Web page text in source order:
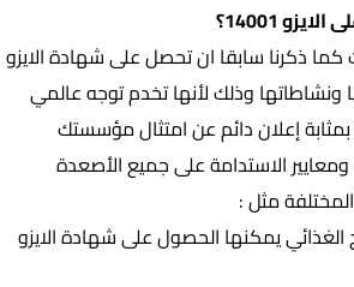
14001؟
ذكرنا سابقا ان تحصل على شهادة الايزو
ونشاطاتها وذلك لأنها تخدم توجه عالمي
إعلان دائم عن امتثال مؤسستك
ومعايير الاستدامة على جميع الأصعدة
مثل :
يمكنها الحصول على شهادة الايزو